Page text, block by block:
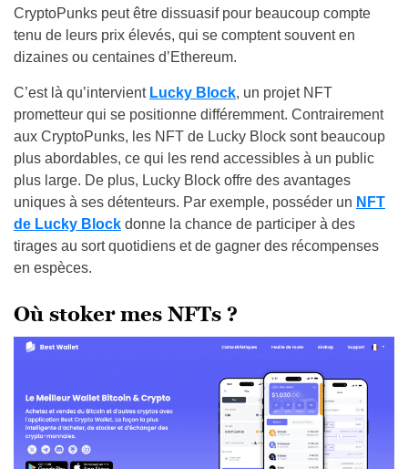
CryptoPunks peut être dissuasif pour beaucoup compte
tenu de leurs prix élevés, qui se comptent souvent en
dizaines ou centaines d’Ethereum.
C’est là qu’intervient Lucky Block, un projet NFT
prometteur qui se positionne différemment. Contrairement
aux CryptoPunks, les NFT de Lucky Block sont beaucoup
plus abordables, ce qui les rend accessibles à un public
plus large. De plus, Lucky Block offre des avantages
uniques à ses détenteurs. Par exemple, posséder un NFT
de Lucky Block donne la chance de participer à des
tirages au sort quotidiens et de gagner des récompenses
en espèces.
Où stoker mes NFTs ?